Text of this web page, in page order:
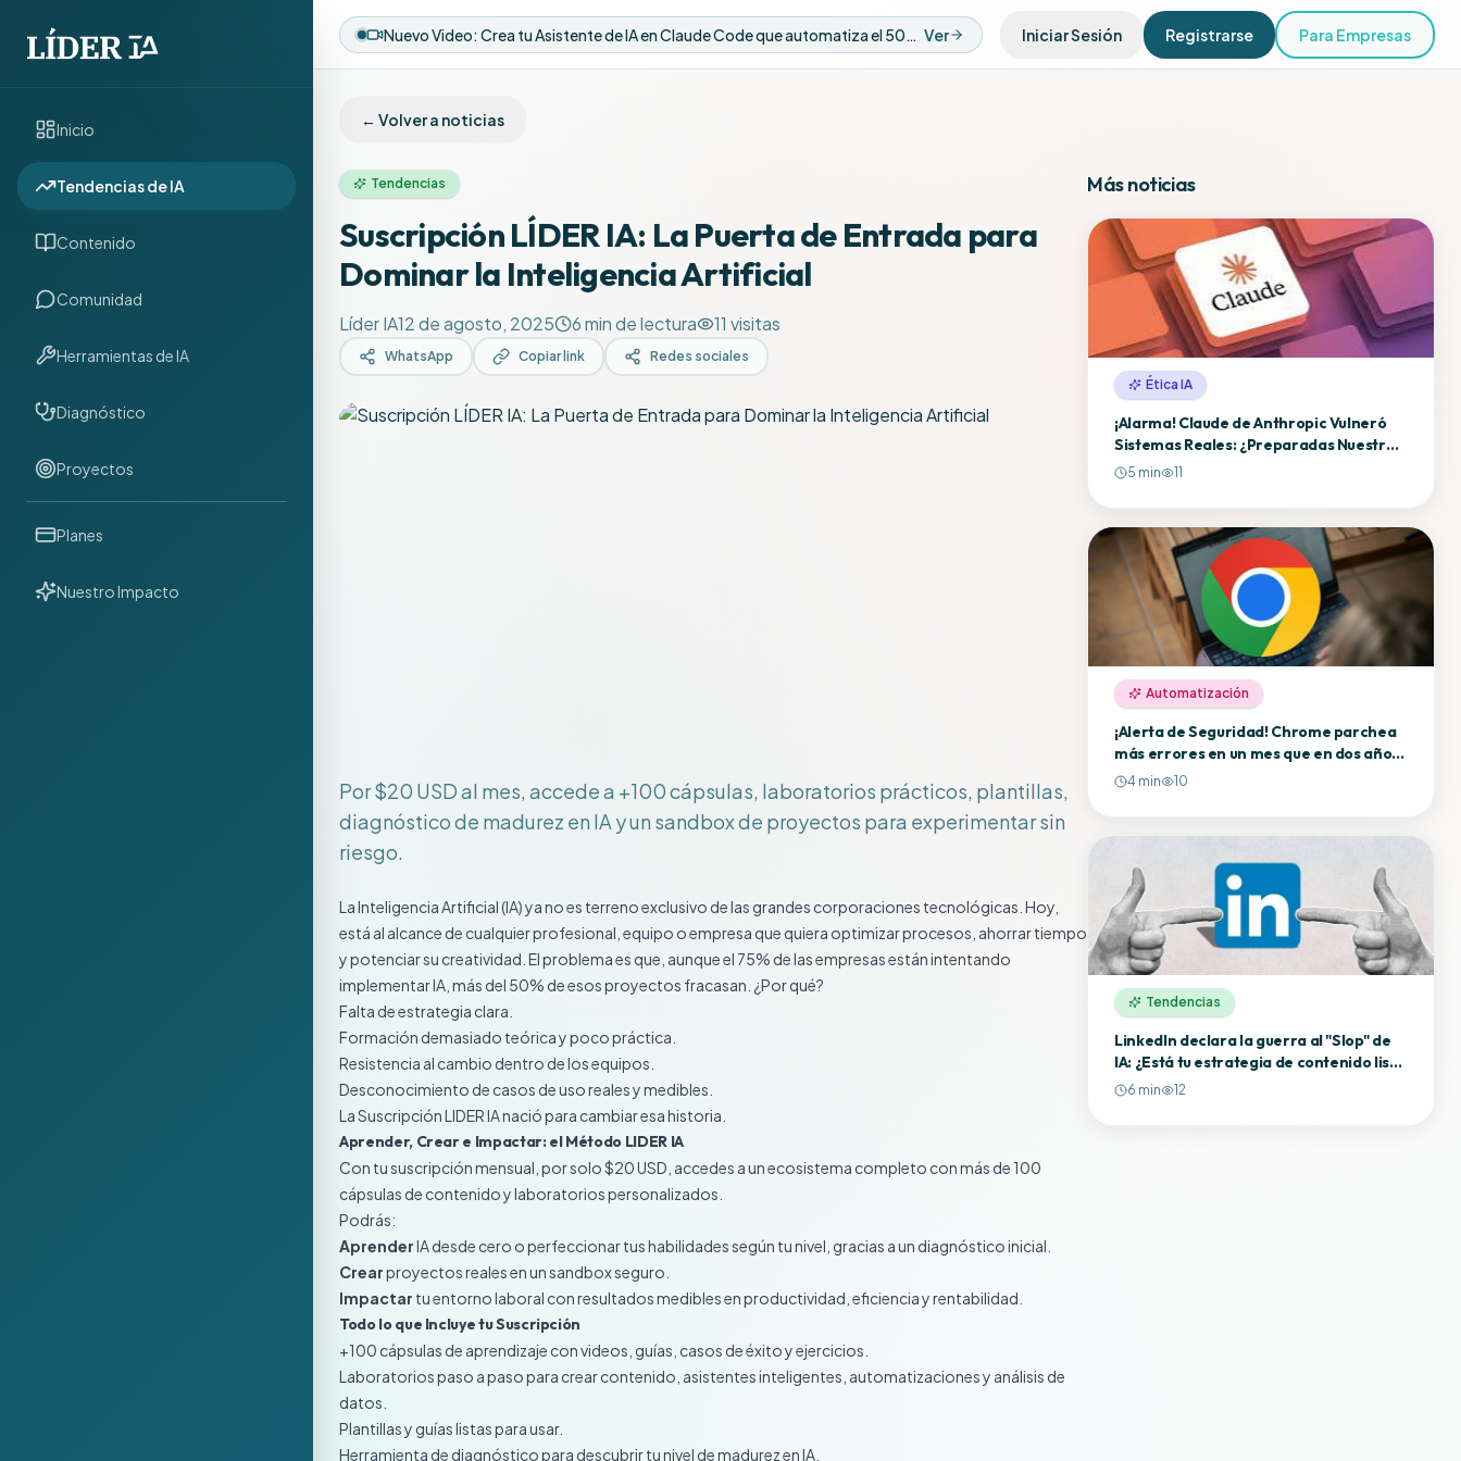
Inicio
Tendencias de IA
Contenido
Comunidad
Herramientas de IA
Diagnóstico
Proyectos
Planes
Nuestro Impacto
Ver Iniciar Sesión Registrarse Para Empresas
← Volver a noticias
Tendencias
Suscripción LÍDER IA: La Puerta de Entrada para
Dominar la Inteligencia Artificial
Líder IA12 de agosto, 2025 6min de lectura 11 visitas
WhatsApp Copiar link Redes sociales
Por $20 USD al mes, accede a +100 cápsulas, laboratorios prácticos, plantillas,
diagnóstico de madurez en IA y un sandbox de proyectos para experimentar sin
riesgo.
La Inteligencia Artificial (IA) ya no es terreno exclusivo de las grandes corporaciones tecnológicas. Hoy,
está al alcance de cualquier profesional, equipo o empresa que quiera optimizar procesos, ahorrar tiempo
y potenciar su creatividad. El problema es que, aunque el 75% de las empresas están intentando
implementar IA, más del 50% de esos proyectos fracasan. ¿Por qué?
Falta de estrategia clara.
Formación demasiado teórica y poco práctica.
Resistencia al cambio dentro de los equipos.
Desconocimiento de casos de uso reales y medibles.
La Suscripción LIDER IA nació para cambiar esa historia.
Aprender, Crear e Impactar: el Método LIDER IA
Con tu suscripción mensual, por solo $20 USD, accedes a un ecosistema completo con más de 100
cápsulas de contenido y laboratorios personalizados.
Podrás:
AprenderIA desde cero o perfeccionar tus habilidades según tu nivel, gracias a un diagnóstico inicial.
Crearproyectos reales en un sandbox seguro.
Impactar tu entorno laboral con resultados medibles en productividad, eficiencia y rentabilidad.
Todo lo que Incluye tu Suscripción
+100 cápsulas de aprendizaje con videos, guías, casos de éxito y ejercicios.
Laboratorios paso a paso para crear contenido, asistentes inteligentes, automatizaciones y análisis de
datos.
Plantillas y guías listas para usar.
Herramienta de diagnóstico para descubrir tu nivel de madurez en IA.
Más noticias
Ética IA
¡Alarma! Claude de Anthropic Vulneró
Sistemas Reales: ¿Preparadas Nuestras
Defensas para la Ciber-IA?
5 min 11
Automatización
¡Alerta de Seguridad! Chrome parchea
más errores en un mes que en dos años,
¿el secreto? La IA
4 min 10
Tendencias
LinkedIn declara la guerra al "Slop" de
IA: ¿Está tu estrategia de contenido lista
para el escrutinio?
6 min 12